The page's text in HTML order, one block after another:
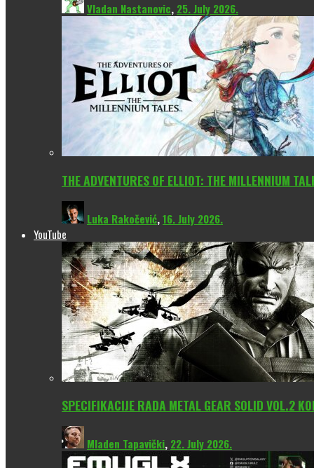
Vladan Nastanovic, 25. July 2026.
THE ADVENTURES OF ELLIOT: THE MILLENNIUM
Luka Rakočević,16. July 2026.
YouTube
SPECIFIKACIJE RADA METAL GEAR SOLID VOL.2
Mladen Tapavički, 22. July 2026.